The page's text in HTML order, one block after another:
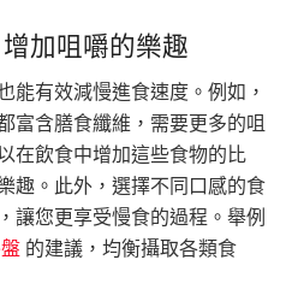
加咀嚼的樂趣
能有效減慢進食速度。例如，
富含膳食纖維，需要更多的咀
在飲食中增加這些食物的比
趣。此外，選擇不同口感的食
讓您更享受慢食的過程。舉例
的建議，均衡攝取各類食